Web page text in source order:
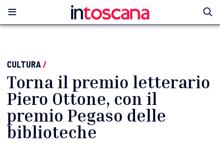
CULTURA/
Torna il premio letterario
Piero Ottone, con il
premio Pegaso delle
biblioteche